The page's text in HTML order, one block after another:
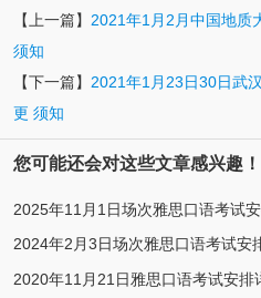
【上一篇】 2021年1月2月中国地质
须知
【下一篇】 2021年1月23日30日武
更 须知
您可能还会对这些文章感兴趣！
2025年11月1日场次雅思口语考试
2024年2月3日场次雅思口语考试安
2020年11月21日雅思口语考试安排